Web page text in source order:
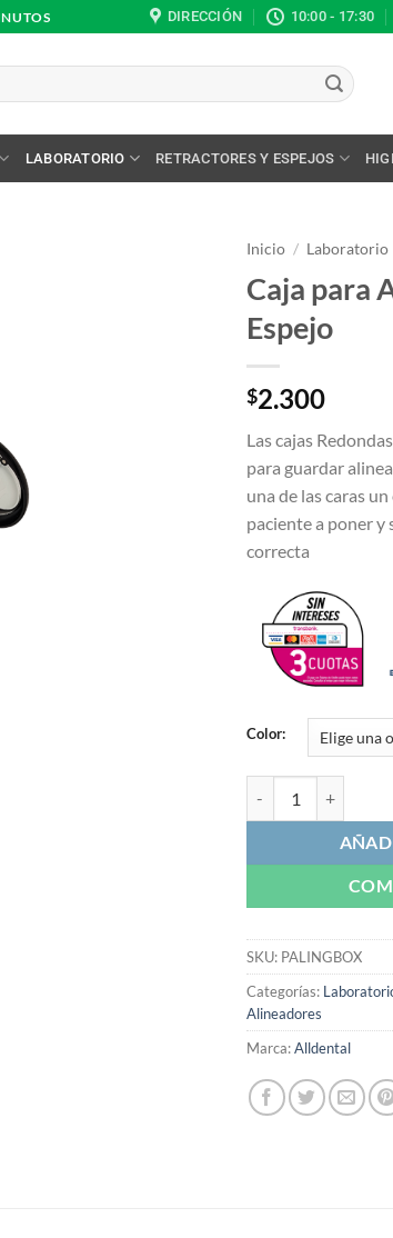
DIRECCIÓN 10:00 - 17:30
LABORATORIO RETRACTORES Y ESPEJOS
Inicio / Laboratorio
Caja para
Espejo
$2.300
Las cajas
para guardar
una de las caras
paciente a poner y
correcta
Color:
SKU: PALINGBOX
Categorías:
Alineadores
Marca:Alldental